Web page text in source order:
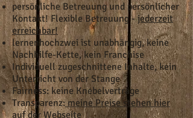
persönliche Betreuung und persönlicher
Kontakt! Flexible Betreuung -jederzeit
erreichbar!
lernenhochzwei ist unabhängig, keine
Nachhilfe-Kette, kein Franchise
Individuell zugeschnittene Inhalte, kein
Unterricht von der Stange
Fairness: keine Knebelverträge
Transparenz:meine Preise stehen hier
auf der Webseite